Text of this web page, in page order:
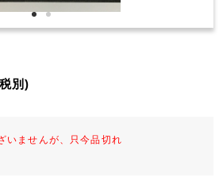
別)
いませんが、只今品切れ